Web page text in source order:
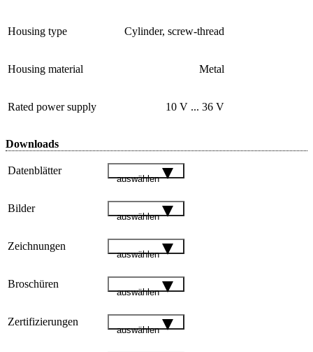
Housing type Cylinder, screw-thread
Housing material Metal
Rated power supply 10 V ... 36 V
Downloads
Datenblätter
auswählen
Bilder
auswählen
Zeichnungen
auswählen
Broschüren
auswählen
Zertifizierungen
auswählen